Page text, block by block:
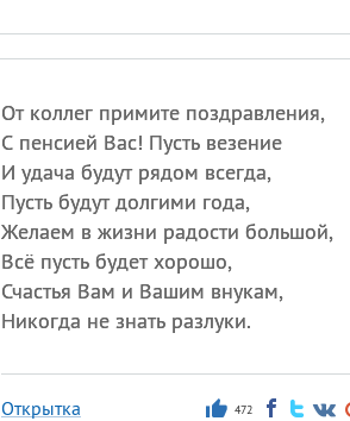
От коллег примите поздравления,
С пенсией Вас! Пусть везение
И удача будут рядом всегда,
Пусть будут долгими года,
Желаем в жизни радости большой,
Всё пусть будет хорошо,
Счастья Вам и Вашим внукам,
Никогда не знать разлуки.
Открытка 472